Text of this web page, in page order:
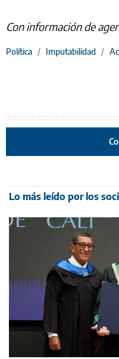
Con información de
Política / Imputabilidad /
Lo más leído por los